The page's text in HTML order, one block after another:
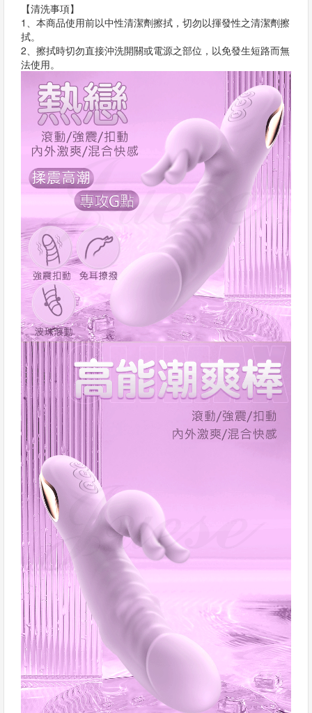
【清洗事項】
1、本商品使用前以中性清潔劑擦拭，切勿以揮發性之清潔劑擦
拭。
2、擦拭時切勿直接沖洗開關或電源之部位，以免發生短路而無
法使用。